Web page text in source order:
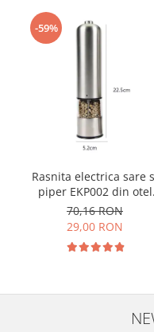
-59%
Rasnita electrica sare
piper EKP002 din otel
inoxidabil cu camere
depozitare transparente,
control finetea macinarii
70,16 RON
29,00 RON